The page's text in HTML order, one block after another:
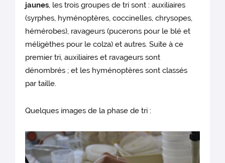
jaunes, les trois groupes de tri sont : auxiliaires
(syrphes, hyménoptères, coccinelles, chrysopes,
hémérobes), ravageurs (pucerons pour le blé et
méligèthes pour le colza) et autres. Suite à ce
premier tri, auxiliaires et ravageurs sont
dénombrés ; et les hyménoptères sont classés
par taille.
Quelques images de la phase de tri :